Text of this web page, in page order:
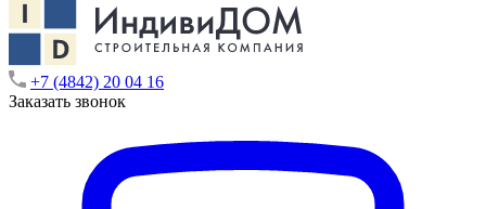
+7 (4842) 20 04 16
Заказать звонок